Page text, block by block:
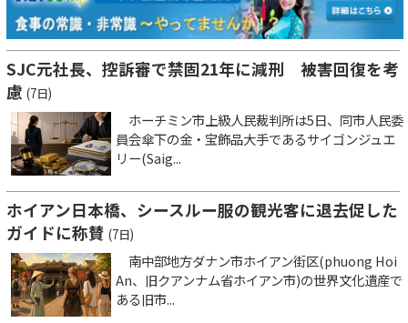
SJC元社長、控訴審で禁固21年に減刑 被害回復を考
慮 (7日)
ホーチミン市上級人民裁判所は5日、同市人民委
員会傘下の金・宝飾品大手であるサイゴンジュエ
リー(Saig...
ホイアン日本橋、シースルー服の観光客に退去促した
ガイドに称賛 (7日)
南中部地方ダナン市ホイアン街区(phuong Hoi
An、旧クアンナム省ホイアン市)の世界文化遺産で
ある旧市...